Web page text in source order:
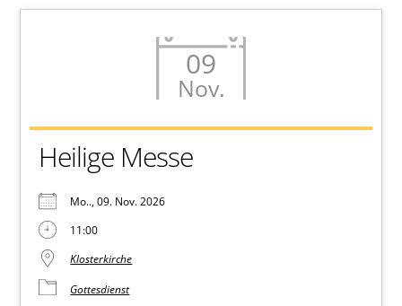
09
Nov.
Heilige Messe
Mo.., 09. Nov. 2026
11:00
Klosterkirche
Gottesdienst